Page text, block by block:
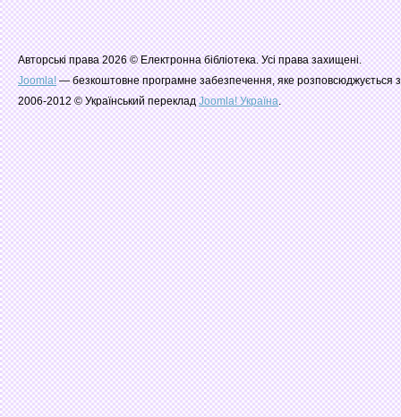
Авторські права 2026 © Електронна бібліотека. Усі права захищені.
Joomla!— безкоштовне програмне забезпечення, яке розповсюджується
2006-2012 © Український перекладJoomla! Україна.